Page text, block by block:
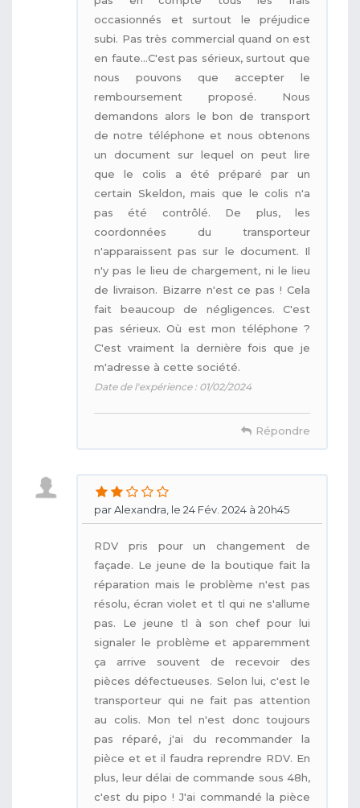
occasionnés et surtout le préjudice
subi. Pas très commercial quand on est
en faute...C'est pas sérieux, surtout que
nous pouvons que accepter le
remboursement proposé. Nous
demandons alors le bon de transport
de notre téléphone et nous obtenons
un document sur lequel on peut lire
que le colis a été préparé par un
certain Skeldon, mais que le colis n'a
pas été contrôlé. De plus, les
coordonnées du transporteur
n'apparaissent pas sur le document. Il
n'y pas le lieu de chargement, ni le lieu
de livraison. Bizarre n'est ce pas ! Cela
fait beaucoup de négligences. C'est
pas sérieux. Où est mon téléphone ?
C'est vraiment la dernière fois que je
m'adresse à cette société.
Date de l'expérience : 01/02/2024
Répondre
par Alexandra, le 24 Fév. 2024 à 20h45
RDV pris pour un changement de
façade. Le jeune de la boutique fait la
réparation mais le problème n'est pas
résolu, écran violet et tl qui ne s'allume
pas. Le jeune tl à son chef pour lui
signaler le problème et apparemment
ça arrive souvent de recevoir des
pièces défectueuses. Selon lui, c'est le
transporteur qui ne fait pas attention
au colis. Mon tel n'est donc toujours
pas réparé, j'ai du recommander la
pièce et et il faudra reprendre RDV. En
plus, leur délai de commande sous 48h,
c'est du pipo ! J'ai commandé la pièce